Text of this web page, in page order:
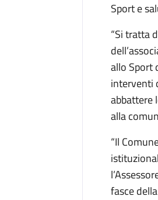
Sport e
“Si tratta
allo Sport
interventi
abbattere
alla
“Il
fasce